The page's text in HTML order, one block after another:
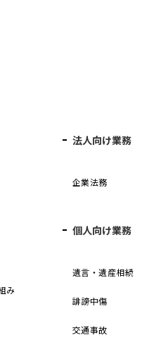
み
法人向け業務
企業法務
個人向け業務
遺言・遺産相続
誹謗中傷
交通事故